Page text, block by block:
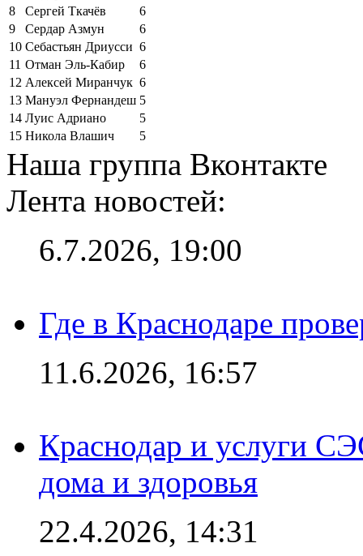
8
Сергей Ткачёв
6
9
Сердар Азмун
6
10 Себастьян Дриусси 6
11 Отман Эль-Кабир
6
12 Алексей Миранчук 6
13 Мануэл Фернандеш 5
14 Луис Адриано
5
15 Никола Влашич 5
Наша группа Вконтакте
Лента новостей:
6.7.2026, 19:00
Где в Краснодаре
11.6.2026, 16:57
Краснодар и услуги
дома и здоровья
22.4.2026, 14:31